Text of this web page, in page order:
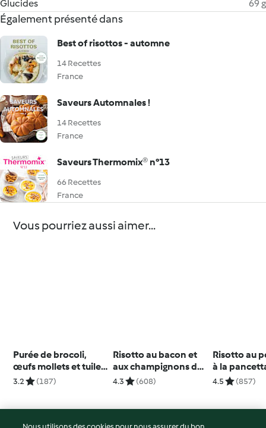
Glucides
69 g
Également présenté dans
Best of risottos - automne
14 Recettes
France
Saveurs Automnales !
14 Recettes
France
Saveurs Thermomix® n°13
66 Recettes
France
Vous pourriez aussi aimer...
Purée de brocoli,
œufs mollets et tuiles
de parmesan
3.2 (187)
Risotto au bacon et
aux champignons de
Paris
4.3 (608)
Risotto au
à la
4.5 (857)